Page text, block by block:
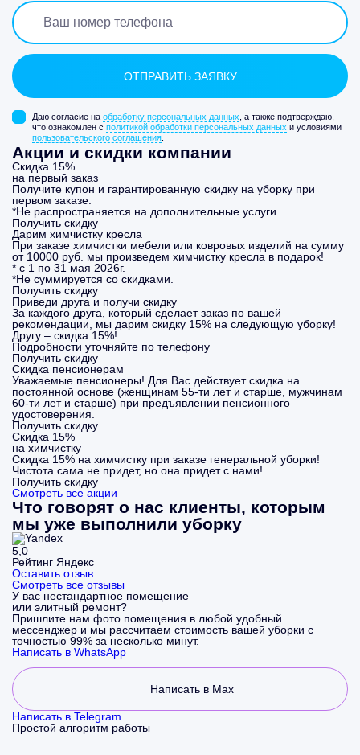
Даю согласие на обработку персональных данных , а также подтверждаю,
что ознакомлен с политикой обработки персональных данных и условиями
пользовательского соглашения
Акции и скидки компании
Скидка 15%
на первый заказ
Получите купон и гарантированную скидку на уборку при
первом заказе.
*Не распространяется на дополнительные услуги.
Получить скидку
Дарим химчистку кресла
При заказе химчистки мебели или ковровых изделий на сумму
от 10000 руб. мы произведем химчистку кресла в подарок!
* с 1 по 31 мая 2026г.
*Не суммируется со скидками.
Получить скидку
Приведи друга и получи скидку
За каждого друга, который сделает заказ по вашей
рекомендации, мы дарим скидку 15% на следующую уборку!
Другу – скидка 15%!
Подробности уточняйте по телефону
Получить скидку
Скидка пенсионерам
Уважаемые пенсионеры! Для Вас действует скидка на
постоянной основе (женщинам 55-ти лет и старше, мужчинам
60-ти лет и старше) при предъявлении пенсионного
удостоверения.
Получить скидку
Скидка 15%
на химчистку
Скидка 15% на химчистку при заказе генеральной уборки!
Чистота сама не придет, но она придет с нами!
Получить скидку
Смотреть все акции
Что говорят о нас клиенты, которым
мы уже выполнили уборку
5,0
Рейтинг Яндекс
Оставить отзыв
Смотреть все отзывы
У вас нестандартное помещение
или элитный ремонт?
Пришлите нам фото помещения в любой удобный
мессенджер и мы рассчитаем стоимость вашей уборки с
точностью 99% за несколько минут.
Написать в WhatsApp
Написать в Max
Написать в Telegram
Простой алгоритм работы